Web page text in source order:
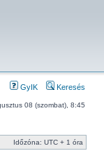
GyIK Keresés
08 (szombat), 8:45
Időzóna: UTC + 1 óra